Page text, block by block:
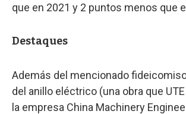
que en 2021 y 2 puntos menos que
Destaques
Además del mencionado
del anillo eléctrico (una obra que
la empresa China Machinery